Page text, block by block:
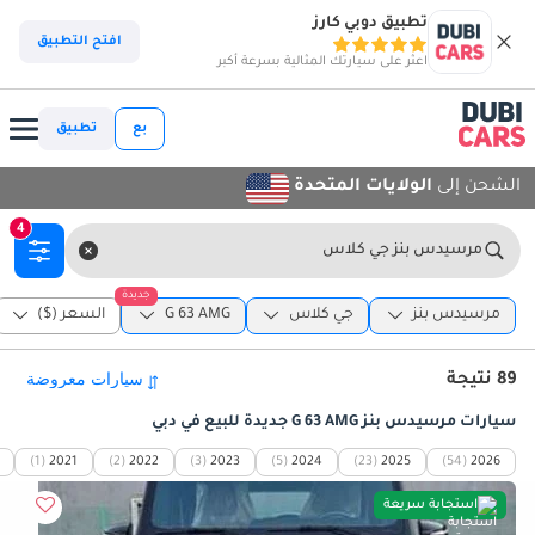
تطبيق دوبي كارز
اعثر على سيارتك المثالية بسرعة أكبر
افتح التطبيق
بع تطبيق
الشحن إلى الولايات المتحدة
مرسيدس بنز جي كلاس
4
مرسيدس بنز جي كلاس
جديدة
G 63 AMG السعر ($)
89 نتيجة
سيارات مرسيدس بنز G 63 AMG جديدة للبيع في دبي
2026
(54)
2025
(23)
2024
(5)
2023
(3)
2022
(2)
2021
(1)
استجابة سريعة